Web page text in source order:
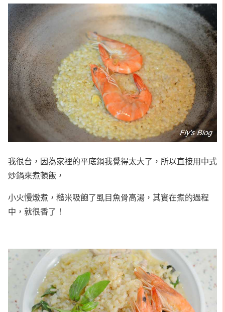
我很台，因為家裡的平底鍋我覺得太大了，所以直接用中式
炒鍋來煮頓飯，
小火慢燉煮，糙米吸飽了虱目魚骨高湯，其實在煮的過程
中，就很香了！